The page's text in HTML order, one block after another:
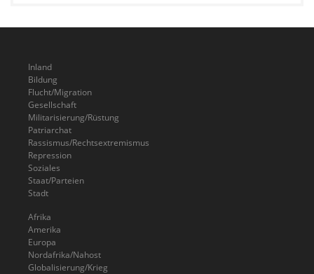
Inland
Bildung
Flucht/Migration
Gesellschaft
Militarisierung/Rüstung
Patriarchat
Rassismus/Rechtsextremismus
Repression
Soziales
Staat/Parteien
Stadt
Afrika
Amerika
Europa
Nordafrika/Nahost
Globalisierung/Krieg